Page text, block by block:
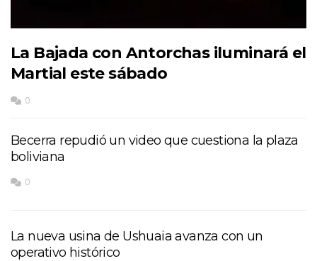
La Bajada con Antorchas iluminará el
Martial este sábado
0
Becerra repudió un video que cuestiona la plaza
boliviana
0
La nueva usina de Ushuaia avanza con un
operativo histórico